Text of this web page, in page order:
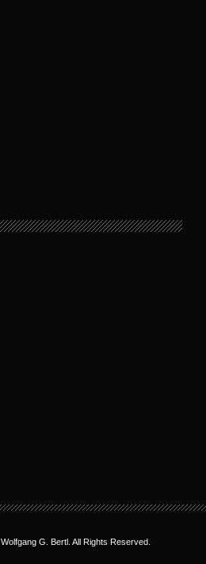
Wolfgang G. Bertl. All Rights Reserved.